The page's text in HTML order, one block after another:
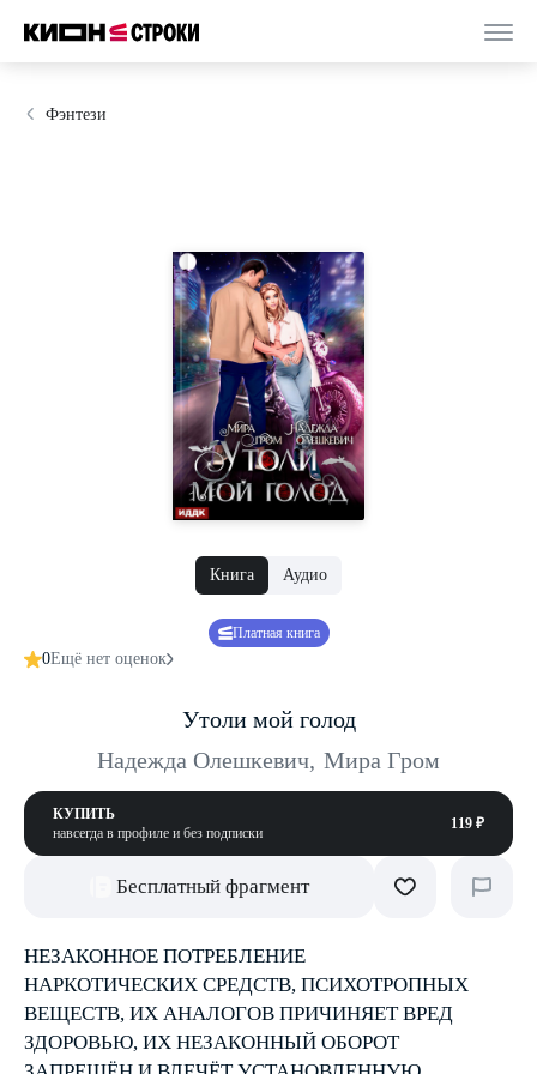
Фэнтези
Книга Аудио
Платная книга
0Ещё нет оценок
Утоли мой голод
Надежда Олешкевич, Мира Гром
КУПИТЬ
навсегда в профиле и без подписки
119 ₽
Бесплатный фрагмент
НЕЗАКОННОЕ ПОТРЕБЛЕНИЕ
НАРКОТИЧЕСКИХ СРЕДСТВ, ПСИХОТРОПНЫХ
ВЕЩЕСТВ, ИХ АНАЛОГОВ ПРИЧИНЯЕТ ВРЕД
ЗДОРОВЬЮ, ИХ НЕЗАКОННЫЙ ОБОРОТ